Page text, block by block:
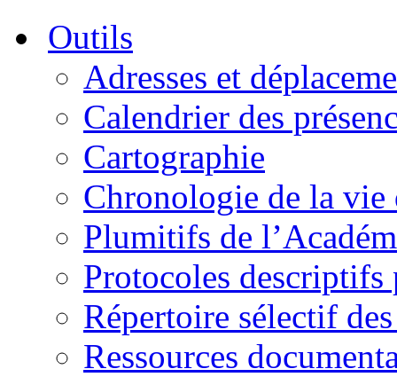
Outils
Adresses et
Calendrier des
Cartographie
Chronologie de la vie
Plumitifs de
Protocoles descriptifs
Répertoire sélectif
Ressources